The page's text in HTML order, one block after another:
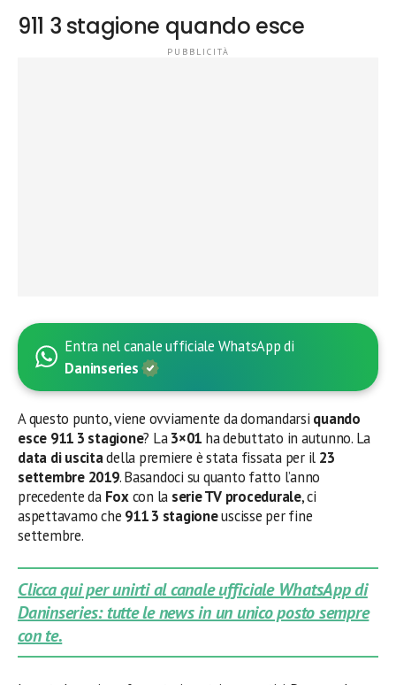
911 3 stagione quando esce
Entra nel canale ufficiale WhatsApp di
Daninseries
A questo punto, viene ovviamente da domandarsi quando
esce 911 3 stagione? La3×01 ha debuttato in autunno. La
data di uscitadella premiere è stata fissata per il 23
settembre 2019. Basandoci su quanto fatto l’anno
precedente da Foxcon la serie TV procedurale, ci
aspettavamo che 911 3 stagioneuscisse per fine
settembre.
Clicca qui per unirti al canale ufficiale WhatsApp di
Daninseries: tutte le news in un unico posto sempre
con te.